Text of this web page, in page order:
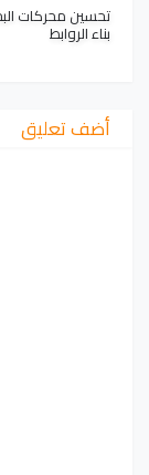
تحسين محركات
بناء الروابط
أضف تعليق